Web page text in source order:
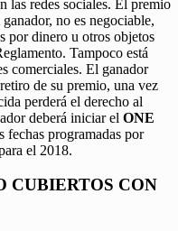
las redes sociales. El premio
no es negociable,
por dinero u otros objetos
Tampoco está
comerciales. El ganador
de su premio, una vez
perderá el derecho al
deberá iniciar el ONE
fechas programadas por
el 2018.
CUBIERTOS CON